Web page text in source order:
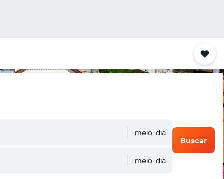
meio-dia
meio-dia
Buscar